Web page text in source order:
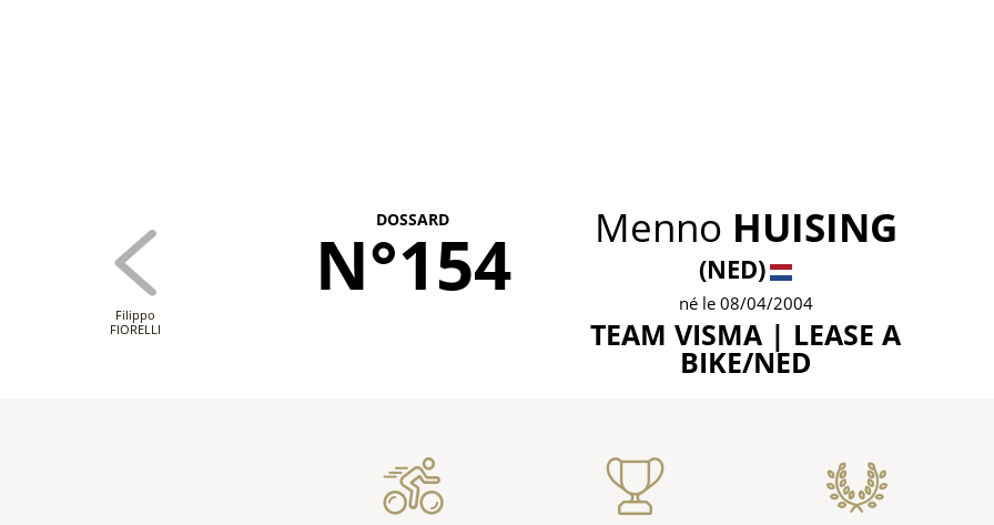
DOSSARD
N°154 Menno HUISING
(NED)
né le 08/04/2004
TEAM VISMA | LEASE A
BIKE/NED
Filippo
FIORELLI